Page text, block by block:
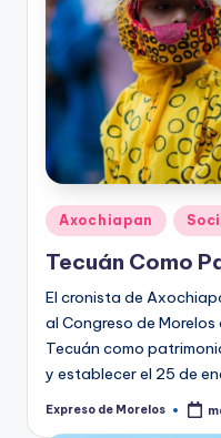
Publicado
en
Axochiapan
Tecuán Como
El cronista de
al Congreso de
Tecuán como
y establecer el 25 de
Publicado
Expreso de Morelos